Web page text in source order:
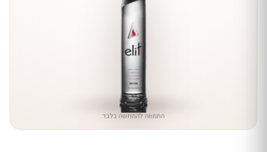
התמונה להמחשה בלבד